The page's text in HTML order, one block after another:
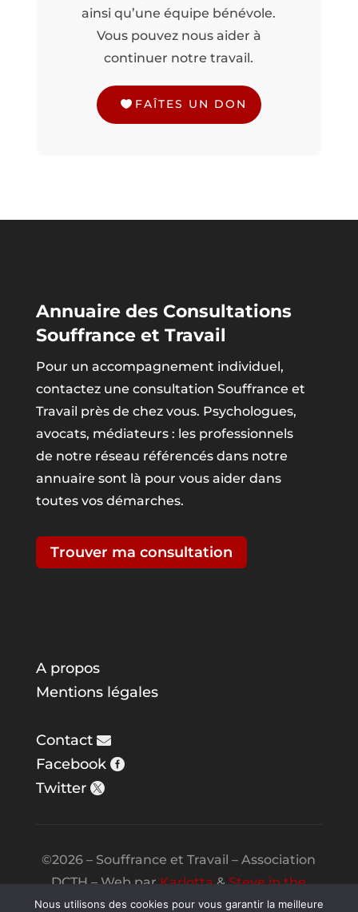
ainsi qu’une équipe bénévole.
Vous pouvez nous aider à
continuer notre travail.
FAÎTES UN DON
Annuaire des Consultations
Souffrance et Travail
Pour un accompagnement individuel,
contactez une consultation Souffrance et
Travail près de chez vous. Psychologues,
avocats, médiateurs : les professionnels
de notre réseau référencés dans notre
annuaire sont là pour vous aider dans
toutes vos démarches.
Trouver ma consultation
A propos
Mentions légales
Contact
Facebook
Twitter
©2026 – Souffrance et Travail – Association
DCTH – Web parKarlotta&Steve in the
Night
Nous utilisons des cookies pour vous garantir la meilleure